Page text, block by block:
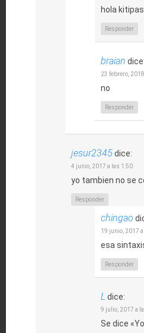
hola
Responder
braian dice:
23 febrero,
no
Responder
jesur2345dice:
4 junio, 2017 a las 1:50
yo tambien no se
Responder
chingao
19 junio, 2017
esa
Responder
L dice:
9 julio, 2017 a
Se dice